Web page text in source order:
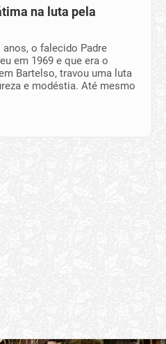
na luta pela
o falecido Padre
em 1969 e que era o
Bartelso, travou uma luta
e modéstia. Até mesmo